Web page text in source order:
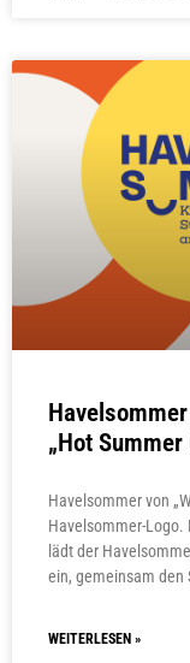
„Hot Summer
Havelsommer von
Havelsommer-
lädt der
ein, gemeinsam den
WEITERLESEN »